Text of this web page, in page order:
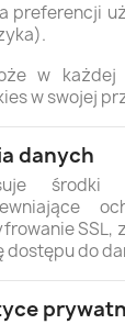
preferencji
w każdej
w swojej
danych
środki
SSL,
dostępu do